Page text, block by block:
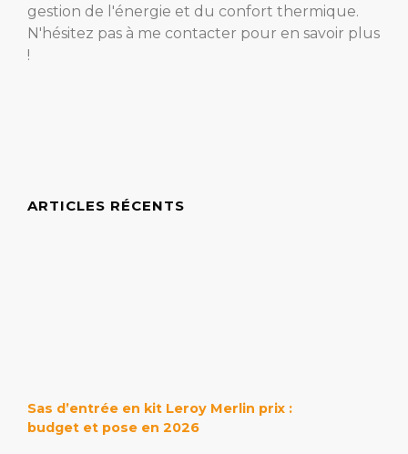
gestion de l'énergie et du confort thermique.
N'hésitez pas à me contacter pour en savoir plus
!
ARTICLES RÉCENTS
Sas d’entrée en kit Leroy Merlin prix :
budget et pose en 2026